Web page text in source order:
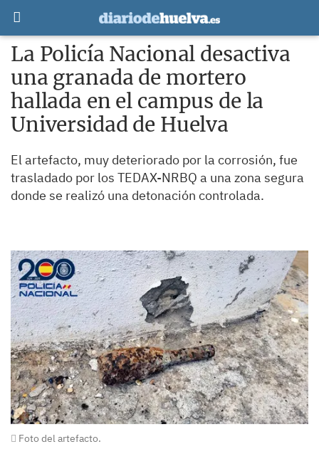
La Policía Nacional desactiva
una granada de mortero
hallada en el campus de la
Universidad de Huelva
El artefacto, muy deteriorado por la corrosión, fue
trasladado por los TEDAX-NRBQ a una zona segura
donde se realizó una detonación controlada.
Foto del artefacto.